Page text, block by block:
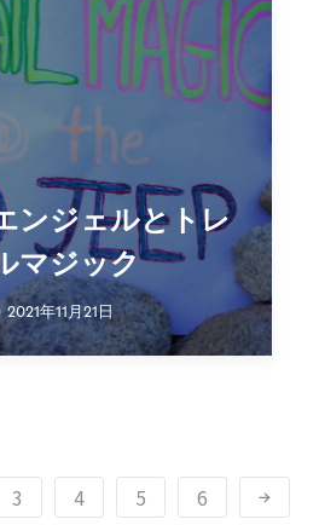
ンジェルとトレ
マジック
2021年11月21日
3 4 5 6